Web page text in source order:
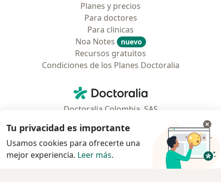
Planes y precios
Para doctores
Para clinicas
Noa Notes
nuevo
Recursos gratuitos
Condiciones de los Planes Doctoralia
Doctoralia - Página de inicio
Doctoralia Colombia, SAS
Municipio: Bogotá D.C., Colombia
Tu privacidad es importante
Usamos cookies para ofrecerte una
mejor experiencia. Leer más.